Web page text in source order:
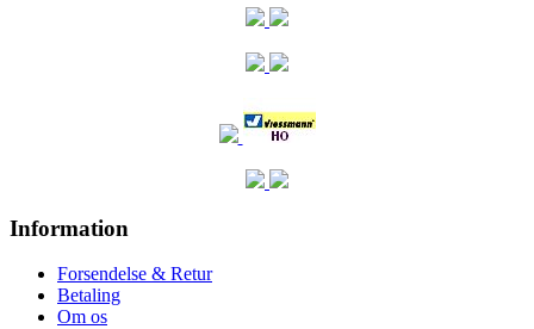
Information
Forsendelse & Retur
Betaling
Om os